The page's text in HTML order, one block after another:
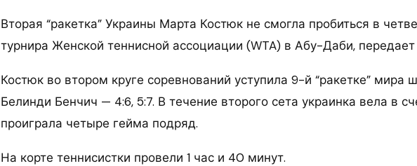
Вторая “ракетка” Украины Марта Костюк не смогла пробиться в
турнира Женской теннисной ассоциации (WTA) в Абу-Даби,
Костюк во втором круге соревнований уступила 9-й “ракетке” мира
Белинди Бенчич — 4:6, 5:7. В течение второго сета украинка вела в
проиграла четыре гейма подряд.
На корте теннисистки провели 1 час и 40 минут.